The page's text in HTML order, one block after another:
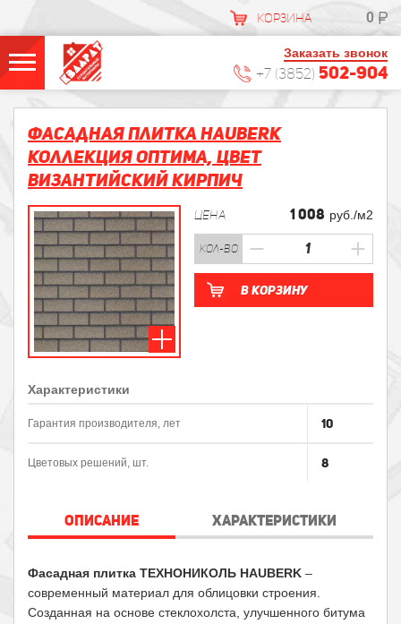
КОРЗИНА 0
Заказать звонок
+7 (3852) 502-904
Фасадная плитка HAUBERK
Коллекция Оптима, цвет
Византийский Кирпич
ЦЕНА 1 008 руб./м2
кол-во
В корзину
Характеристики
Гарантия производителя, лет 10
Цветовых решений, шт. 8
ОПИСАНИЕ ХАРАКТЕРИСТИКИ
Фасадная плитка ТЕХНОНИКОЛЬ HAUBERK –
современный материал для облицовки строения.
Созданная на основе стеклохолста, улучшенного битума